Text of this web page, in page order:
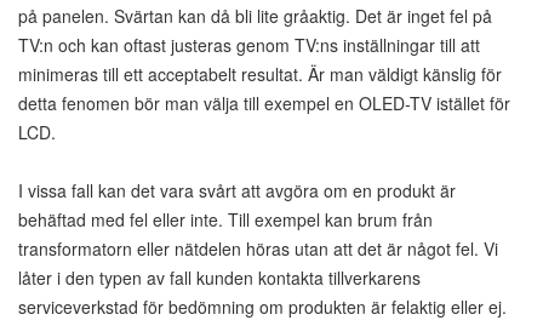
på panelen. Svärtan kan då bli lite gråaktig. Det är inget fel på
TV:n och kan oftast justeras genom TV:ns inställningar till att
minimeras till ett acceptabelt resultat. Är man väldigt känslig för
detta fenomen bör man välja till exempel en OLED-TV istället för
LCD.
I vissa fall kan det vara svårt att avgöra om en produkt är
behäftad med fel eller inte. Till exempel kan brum från
transformatorn eller nätdelen höras utan att det är något fel. Vi
låter i den typen av fall kunden kontakta tillverkarens
serviceverkstad för bedömning om produkten är felaktig eller ej.